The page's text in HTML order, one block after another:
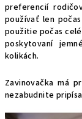
preferencií
používať len
použitie počas
poskytovaní
kolikách.
Zavinovačka má
nezabudnite